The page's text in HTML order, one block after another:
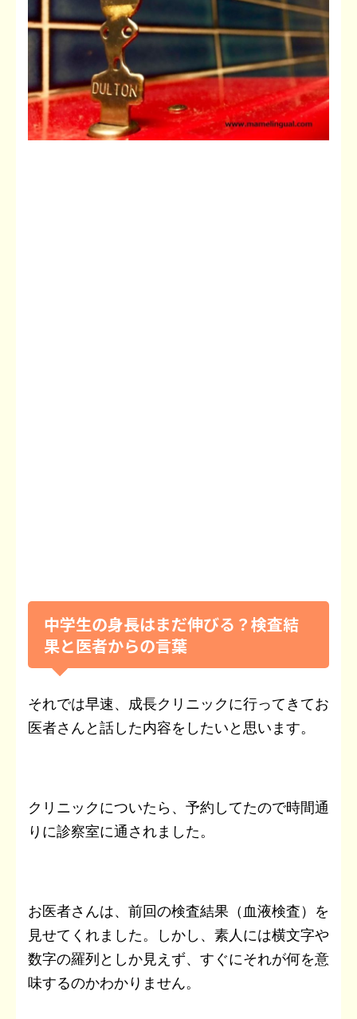
中学生の身長はまだ伸びる？検査結
果と医者からの言葉
それでは早速、成長クリニックに行ってきてお
医者さんと話した内容をしたいと思います。
クリニックについたら、予約してたので時間通
りに診察室に通されました。
お医者さんは、前回の検査結果（血液検査）を
見せてくれました。しかし、素人には横文字や
数字の羅列としか見えず、すぐにそれが何を意
味するのかわかりません。